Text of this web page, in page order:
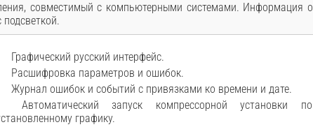
совместимый с компьютерными системами. Информация о
Графический русский интерфейс.
Расшифровка параметров и ошибок.
Журнал ошибок и событий с привязками ко времени и дате.
Автоматический запуск компрессорной установки по
графику.